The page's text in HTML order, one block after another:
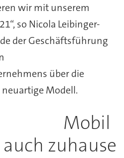
wir mit unserem
so Nicola Leibinger-
der Geschäftsführung
über die
Modell.
Mobil
zuhause